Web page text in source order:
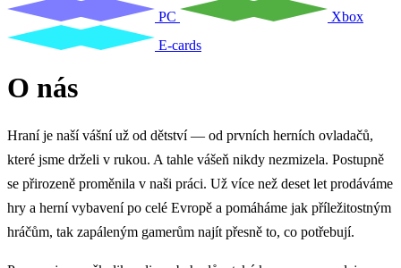
PC
Xbox
E-cards
O nás
Hraní je naší vášní už od dětství — od prvních herních ovladačů,
které jsme drželi v rukou. A tahle vášeň nikdy nezmizela. Postupně
se přirozeně proměnila v naši práci. Už více než deset let prodáváme
hry a herní vybavení po celé Evropě a pomáháme jak příležitostným
hráčům, tak zapáleným gamerům najít přesně to, co potřebují.